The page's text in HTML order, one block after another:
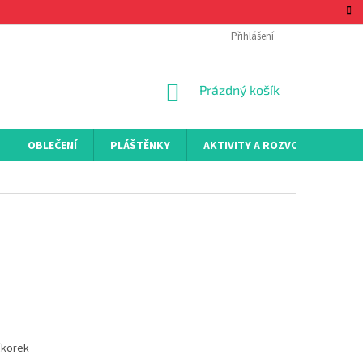
Přihlášení
NÁKUPNÍ
Prázdný košík
OBLEČENÍ PLÁŠTĚNKY AKTIVITY A ROZVOJ